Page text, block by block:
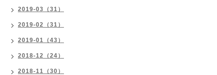
2019-03（31）
2019-02（31）
2019-01（43）
2018-12（24）
2018-11（30）